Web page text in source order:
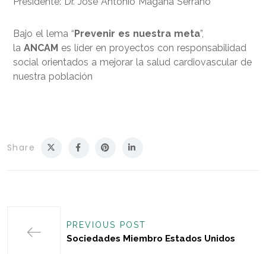
Bajo el lema “Prevenir es nuestra meta”,
la ANCAM es líder en proyectos con responsabilidad
social orientados a mejorar la salud cardiovascular de
nuestra población
Share
PREVIOUS POST
Sociedades Miembro Estados Unidos